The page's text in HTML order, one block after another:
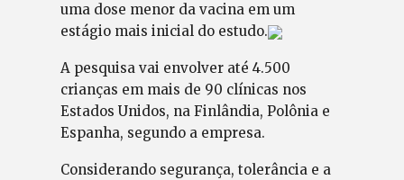
uma dose menor da vacina em um
estágio mais inicial do estudo.
A pesquisa vai envolver até 4.500
crianças em mais de 90 clínicas nos
Estados Unidos, na Finlândia, Polônia e
Espanha, segundo a empresa.
Considerando segurança, tolerância e a